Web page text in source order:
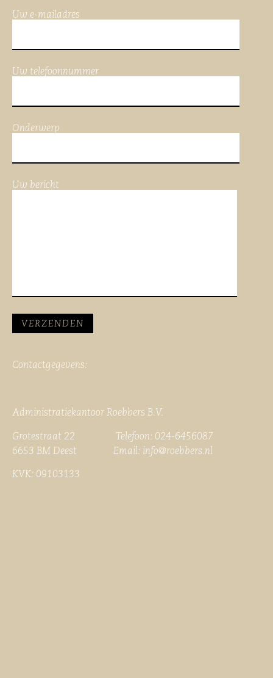
Uw e-mailadres
Uw telefoonnummer
Onderwerp
Uw bericht
Contactgegevens:
Administratiekantoor Roebbers B.V.
Grotestraat 22 Telefoon: 024-6456087
6653 BM Deest Email: info@roebbers.nl
KVK: 09103133